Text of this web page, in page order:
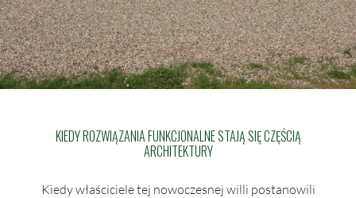
KIEDY ROZWIĄZANIA FUNKCJONALNE STAJĄ SIĘ CZĘŚCIĄ
ARCHITEKTURY
Kiedy właściciele tej nowoczesnej willi postanowili